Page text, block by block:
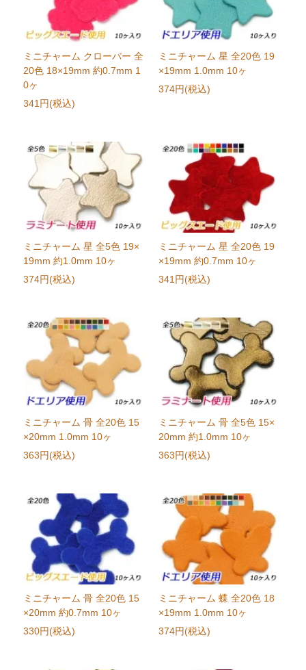
ミニチャーム クローバー 全
20色 18×19mm 約0.7mm 1
0ヶ
341円(税込)
ミニチャーム 星 全20色 19
×19mm 1.0mm 10ヶ
374円(税込)
ミニチャーム 星 全5色 19×
19mm 約1.0mm 10ヶ
374円(税込)
ミニチャーム 星 全20色 19
×19mm 約0.7mm 10ヶ
341円(税込)
ミニチャーム 骨 全20色 15
×20mm 1.0mm 10ヶ
363円(税込)
ミニチャーム 骨 全5色 15×
20mm 約1.0mm 10ヶ
363円(税込)
ミニチャーム 骨 全20色 15
×20mm 約0.7mm 10ヶ
330円(税込)
ミニチャーム 蝶 全20色 18
×19mm 1.0mm 10ヶ
374円(税込)